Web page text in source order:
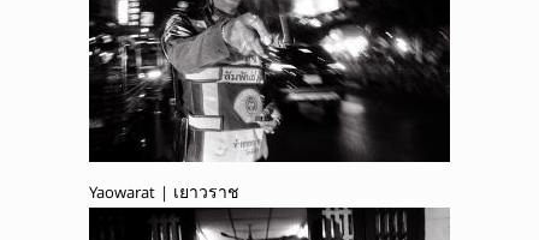
Yaowarat | เยาวราช